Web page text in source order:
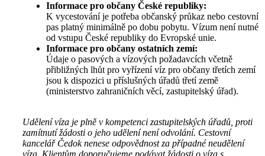
Informace pro občany České republiky:
K vycestování je potřeba občanský průkaz nebo cestovní
pas platný minimálně po dobu pobytu. Vízum není nutné
od vstupu České republiky do Evropské unie.
Informace pro občany ostatních zemí:
Údaje o pasových a vízových požadavcích včetně
přibližných lhůt pro vyřízení víz pro občany třetích zemí
jsou k dispozici u příslušných úřadů třetí země
(ministerstvo zahraničních věcí, zastupitelský úřad).
Udělení víza je plně v kompetenci zastupitelských úřadů, proti
zamítnutí žádosti o jeho udělení není odvolání. Cestovní
kancelář Čedok nenese odpovědnost za případné neudělení